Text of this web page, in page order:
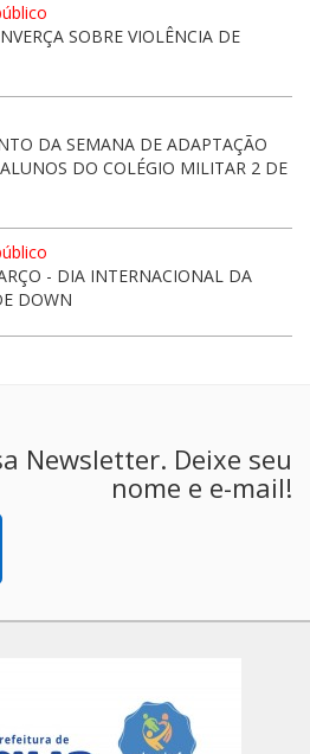
SOBRE VIOLÊNCIA DE
DA SEMANA DE ADAPTAÇÃO
DO COLÉGIO MILITAR 2 DE
- DIA INTERNACIONAL DA
DOWN
Newsletter. Deixe seu
nome e e-mail!